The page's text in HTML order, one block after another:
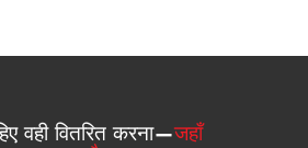
वही वितरित करना—जहाँ